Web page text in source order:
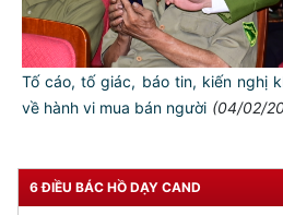
Tố cáo, tố giác, báo tin, kiến nghị
về hành vi mua bán người (04/02/
6 ĐIỀU BÁC HỒ DẠY CAND
THÂN ÁI
Đối với chính phủ, phải
TUYỆT ĐỐI
Đối với nhân dân, phải
Đối với công việc, phải